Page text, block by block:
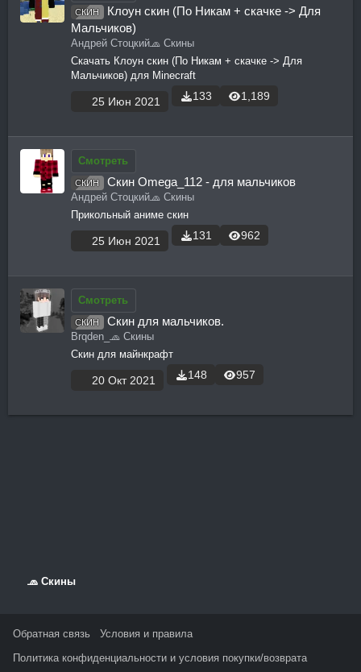
СКИН
Клоун скин (По Никам + скачке -> Для
Мальчиков)
Андрей Стоцкий🧢 Скины
Скачать Клоун скин (По Никам + скачке -> Для
Мальчиков) для Minecraft
25 Июн 2021 133 1,189
Смотреть
СКИН Скин Omega_112 - для мальчиков
Андрей Стоцкий🧢 Скины
Прикольный аниме скин
25 Июн 2021 131 962
Смотреть
СКИН Скин для мальчиков.
Brqden_ 🧢 Скины
Скин для майнкрафт
20 Окт 2021 148 957
🧢 Скины
Обратная связь
Условия и правила
Политика конфиденциальности и условия покупки/возврата